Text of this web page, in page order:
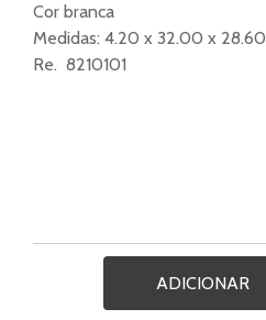
Cor branca
Medidas: 4.20 x 32.00 x 28.60
Re. 8210101